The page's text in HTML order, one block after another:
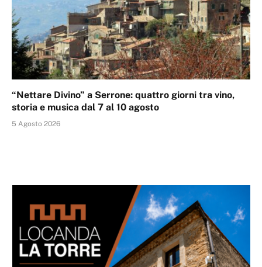
“Nettare Divino” a Serrone: quattro giorni tra vino,
storia e musica dal 7 al 10 agosto
5 Agosto 2026